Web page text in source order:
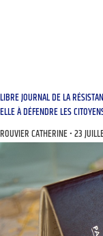
LIBRE JOURNAL DE LA
ELLE À DÉFENDRE LES
ROUVIER CATHERINE 23